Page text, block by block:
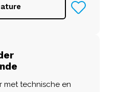
met technische en